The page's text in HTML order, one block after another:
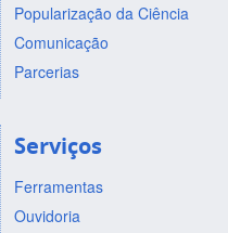
Popularização da Ciência
Comunicação
Parcerias
Serviços
Ferramentas
Ouvidoria